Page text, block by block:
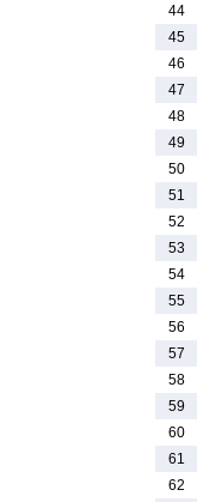
44
45
46
47
48
49
50
51
52
53
54
55
56
57
58
59
60
61
62